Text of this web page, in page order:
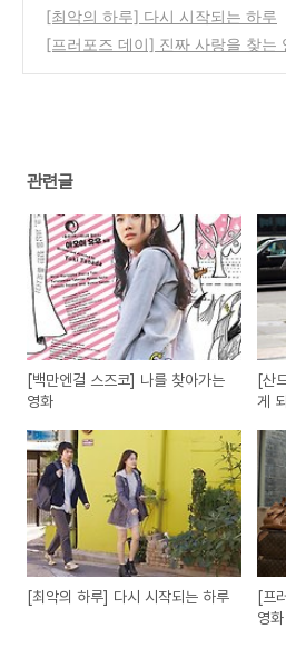
(0)
[최악의 하루] 다시 시작되는 하루
[프러포즈 데이] 진짜 사랑을 찾는
관련글
[백만엔걸 스즈코] 나를 찾아가는
영화
[산
게
[최악의 하루] 다시 시작되는 하루
[프
영화